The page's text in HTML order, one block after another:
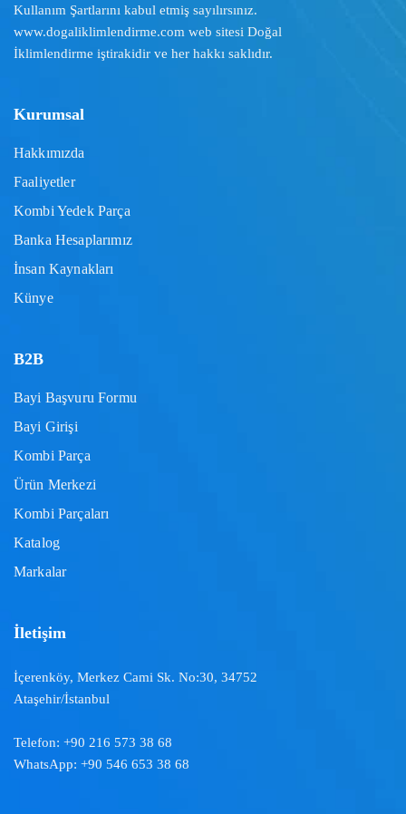
Kullanım Şartlarını kabul etmiş sayılırsınız.
www.dogaliklimlendirme.com web sitesi Doğal
İklimlendirme iştirakidir ve her hakkı saklıdır.
Kurumsal
Hakkımızda
Faaliyetler
Kombi Yedek Parça
Banka Hesaplarımız
İnsan Kaynakları
Künye
B2B
Bayi Başvuru Formu
Bayi Girişi
Kombi Parça
Ürün Merkezi
Kombi Parçaları
Katalog
Markalar
İletişim
İçerenköy, Merkez Cami Sk. No:30, 34752
Ataşehir/İstanbul
Telefon: +90 216 573 38 68
WhatsApp: +90 546 653 38 68